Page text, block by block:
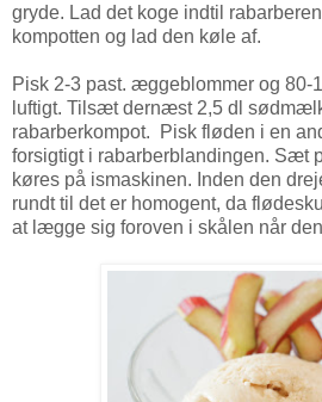
gryde. Lad det koge indtil
kompotten og lad den køle af.
Pisk 2-3 past. æggeblommer og 80-
luftigt. Tilsæt dernæst 2,5 dl
rabarberkompot. Pisk fløden i en
forsigtigt i rabarberblandingen. Sæt
køres på ismaskinen. Inden den
rundt til det er homogent, da
at lægge sig foroven i skålen når